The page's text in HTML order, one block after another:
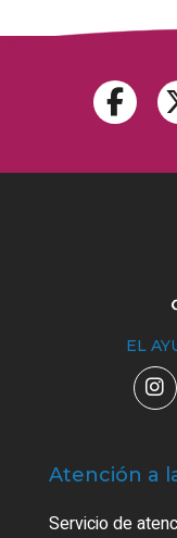
EL
Atención a
Servicio de